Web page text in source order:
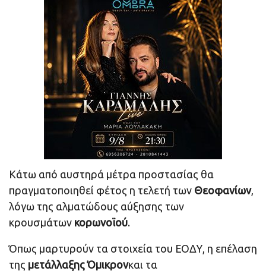
Κάτω από αυστηρά μέτρα προστασίας θα
πραγματοποιηθεί φέτος η τελετή των Θεοφανίων,
λόγω της αλματώδους αύξησης των
κρουσμάτων κορωνοϊού.
Όπως μαρτυρούν τα στοιχεία του ΕΟΔΥ, η επέλαση
της μετάλλαξης Όμικρονκαι τα